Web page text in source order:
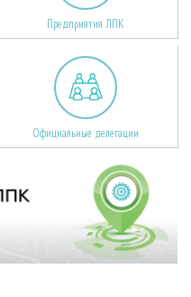
Предприятия ЛПК
Официальные делегации